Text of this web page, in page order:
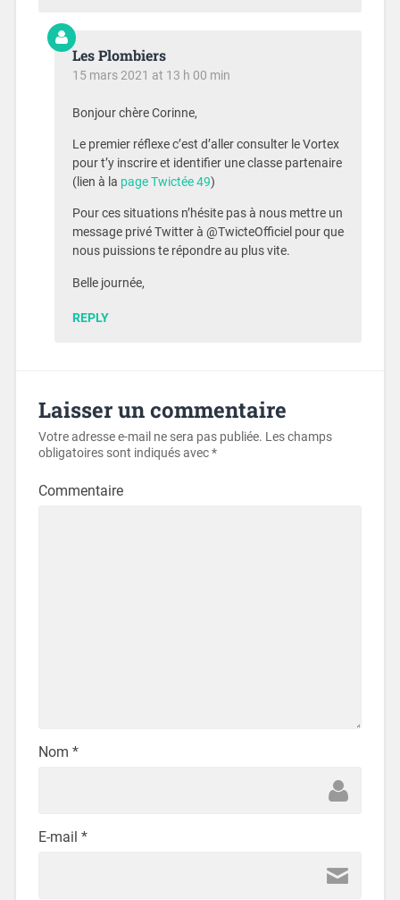
Les Plombiers
15 mars 2021 at 13 h 00 min
Bonjour chère Corinne,
Le premier réflexe c’est d’aller consulter le Vortex
pour t’y inscrire et identifier une classe partenaire
(lien à la page Twictée 49)
Pour ces situations n’hésite pas à nous mettre un
message privé Twitter à @TwicteOfficiel pour que
nous puissions te répondre au plus vite.
Belle journée,
REPLY
Laisser un commentaire
Votre adresse e-mail ne sera pas publiée. Les champs
obligatoires sont indiqués avec*
Commentaire
Nom *
E-mail *